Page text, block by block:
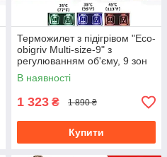
Терможилет з підігрівом "Eco-
obigriv Multi-size-9" з
регулюванням об'єму, 9 зон
обігріву, 3 режими
регулювання температури M
В наявності
1 323 ₴ 1 890 ₴
Купити